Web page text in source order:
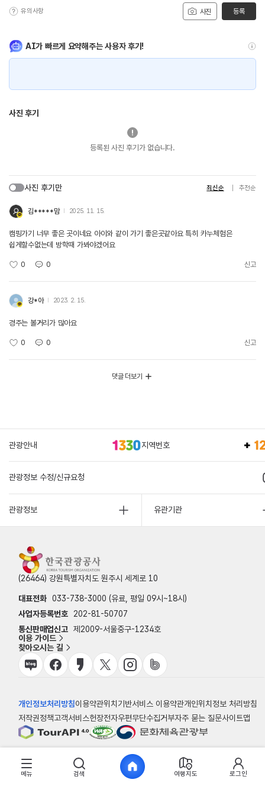
사진
유의사항 등록
AI가 빠르게 요약해주는 사용자 후기!
사진 후기
등록된 사진 후기가 없습니다.
사진 후기만 최신순 추천순
김*****맘 2025. 11. 15.
캠핑가기 너무 좋은 곳이네요 아이와 같이 가기 좋은곳같아요 특히 카누체험은
쉽게할수없는데 방학때 가봐야겠어요
0 0 신고
강*아 2023. 2. 15.
경주는 볼거리가 많아요
0 0 신고
댓글 더보기
관광안내 지역번호
관광정보 수정/신규요청
관광정보 유관기관
(26464) 강원특별자치도 원주시 세계로 10
대표전화 033-738-3000 (유료, 평일 09시~18시)
사업자등록번호
202-81-50707
통신판매업신고 제2009-서울중구-1234호
이용 가이드
찾아오시는 길
개인정보처리방침이용약관위치기반서비스 이용약관개인위치정보 처리방침
저작권정책고객서비스헌장전자우편무단수집거부자주 묻는 질문사이트맵
© 한국관광공사
메뉴 검색 여행지도 로그인